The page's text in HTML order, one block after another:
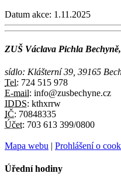
Datum akce: 1.11.2025
ZUŠ Václava Pichla
sídlo: Klášterní 39, 39165
Tel: 724 515 978
E-mail: info@zusbechyne.cz
IDDS: kthxrrw
IČ: 70848335
Účet: 703 613 399/0800
Mapa webu | Prohlášení o
Úřední hodiny